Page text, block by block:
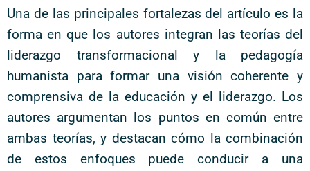
Una de las principales fortalezas del artículo es la
forma en que los autores integran las teorías del
liderazgo transformacional y la pedagogía
humanista para formar una visión coherente y
comprensiva de la educación y el liderazgo. Los
autores argumentan los puntos en común entre
ambas teorías, y destacan cómo la combinación
de estos enfoques puede conducir a una